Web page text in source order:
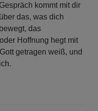
Gespräch kommt mit dir
über das, was dich
bewegt, das
Hoffnung hegt mit
getragen weiß, und